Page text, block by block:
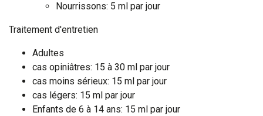
Nourrissons: 5 ml par jour
Traitement d'entretien
Adultes
cas opiniâtres: 15 à 30 ml par jour
cas moins sérieux: 15 ml par jour
cas légers: 15 ml par jour
Enfants de 6 à 14 ans: 15 ml par jour